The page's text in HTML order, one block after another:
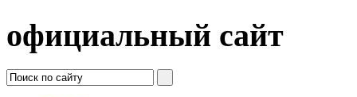
официальный сайт